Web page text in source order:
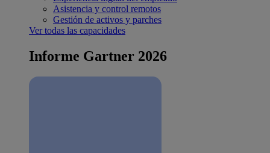
Asistencia y control remotos
Gestión de activos y parches
Ver todas las capacidades
Informe Gartner 2026